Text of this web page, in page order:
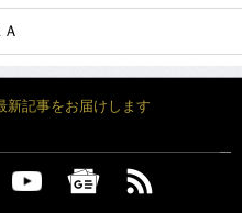
新記事をお届けします